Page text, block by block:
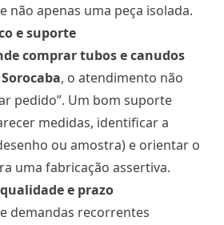
não apenas uma peça isolada.
e suporte
comprar tubos e canudos
, o atendimento não
pedido”. Um bom suporte
medidas, identificar a
ou amostra) e orientar o
uma fabricação assertiva.
e prazo
demandas recorrentes